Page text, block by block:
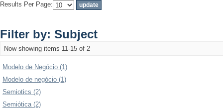
Results Per Page:
Filter by: Subject
Now showing items 11-15 of 2
Modelo de Negócio (1)
Modelo de negócio (1)
Semiotics (2)
Semiótica (2)